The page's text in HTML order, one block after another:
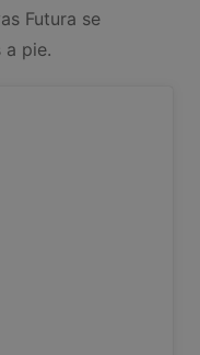
Futura se
a pie.